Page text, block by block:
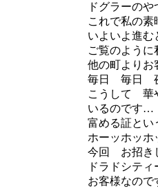
ドグラーの
これで私の素
いよいよ進
ご覧のように
他の町よりお
毎日 毎日
こうして 華
いるのです…
富める証とい
ホーッホッホ
今回 お招き
ドラドシティ
お客様なの